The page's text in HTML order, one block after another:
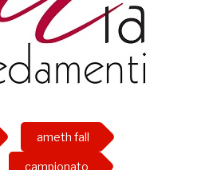
ameth fall
campionato